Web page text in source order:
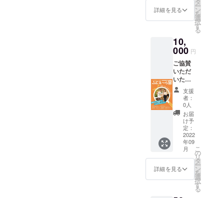
20日発
行予
定） に
させて
いただ
きま
す。 掲
載枠
39mm×
4ｍｍ
程度
（文字
のみ）
またプ
ロジェ
クト終
了後、
お礼文
を発送
させて
詳細を見る ー
ン
を
選
択
す
る
10,
000 円
ご協賛
いただ
いた皆
さまの
お名前
を藤枝
地域情
報誌
「ふじ
え～
ら」
（10月
号 9月
20日発
行予
定） に
支援
者：
0人
お届
け予
定：
2022
年09
月
詳細を見る
こ
の
リ
タ
ー
ン
を
選
択
す
る